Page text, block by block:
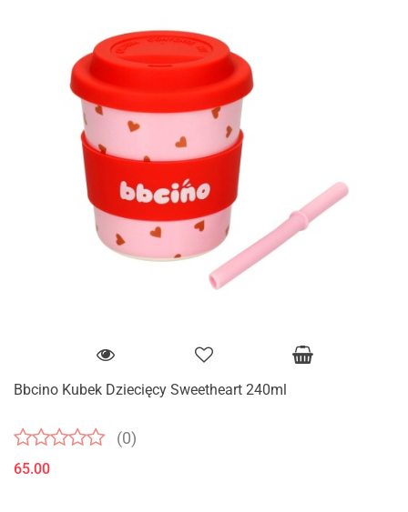
Bbcino Kubek Dziecięcy Sweetheart 240ml
(0)
65.00